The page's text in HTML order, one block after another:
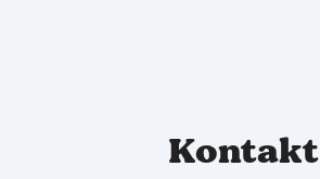
Kontakt